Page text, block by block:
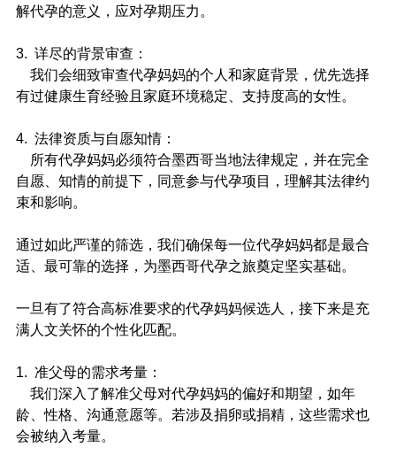
解代孕的意义，应对孕期压力。
3.  详尽的背景审查：
我们会细致审查代孕妈妈的个人和家庭背景，优先选择
有过健康生育经验且家庭环境稳定、支持度高的女性。
4.  法律资质与自愿知情：
所有代孕妈妈必须符合墨西哥当地法律规定，并在完全
自愿、知情的前提下，同意参与代孕项目，理解其法律约
束和影响。
通过如此严谨的筛选，我们确保每一位代孕妈妈都是最合
适、最可靠的选择，为墨西哥代孕之旅奠定坚实基础。
一旦有了符合高标准要求的代孕妈妈候选人，接下来是充
满人文关怀的个性化匹配。
1.  准父母的需求考量：
我们深入了解准父母对代孕妈妈的偏好和期望，如年
龄、性格、沟通意愿等。若涉及捐卵或捐精，这些需求也
会被纳入考量。